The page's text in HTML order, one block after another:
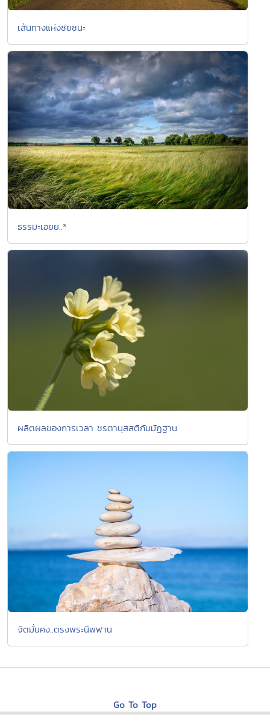
เส้นทางแห่งชัยชนะ
ธรรมะเอยย..*
ผลิตผลของการเวลา ชรตานุสสติกัมมัฏฐาน
จิตมั่นคง..ตรงพระนิพพาน
Go To Top